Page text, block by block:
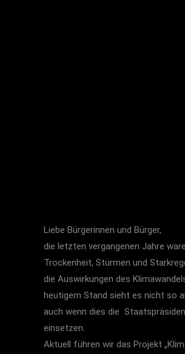
Liebe Bürgerinnen und Bürger,
die letzten vergangenen Jahre
Trockenheit, Stürmen und
die Auswirkungen des
heutigem Stand sieht es nicht so
auch wenn dies die
einsetzen.
Aktuell führen wir das Projekt